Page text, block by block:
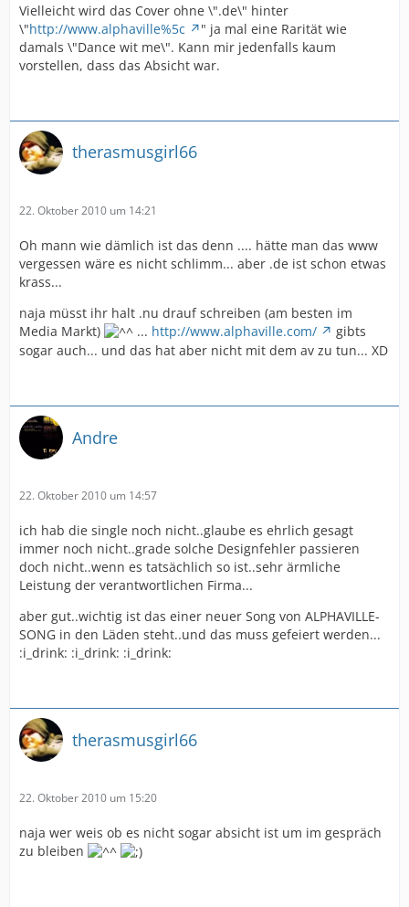
Vielleicht wird das Cover ohne \".de\" hinter
\"http://www.alphaville%5c
" ja mal eine Rarität wie
damals \"Dance wit me\". Kann mir jedenfalls kaum
vorstellen, dass das Absicht war.
therasmusgirl66
22. Oktober 2010 um 14:21
Oh mann wie dämlich ist das denn .... hätte man das www
vergessen wäre es nicht schlimm... aber .de ist schon etwas
krass...
naja müsst ihr halt .nu drauf schreiben (am besten im
Media Markt)
... http://www.alphaville.com/
gibts
sogar auch... und das hat aber nicht mit dem av zu tun... XD
Andre
22. Oktober 2010 um 14:57
ich hab die single noch nicht..glaube es ehrlich gesagt
immer noch nicht..grade solche Designfehler passieren
doch nicht..wenn es tatsächlich so ist..sehr ärmliche
Leistung der verantwortlichen Firma...
aber gut..wichtig ist das einer neuer Song von ALPHAVILLE-
SONG in den Läden steht..und das muss gefeiert werden...
:i_drink: :i_drink: :i_drink:
therasmusgirl66
22. Oktober 2010 um 15:20
naja wer weis ob es nicht sogar absicht ist um im gespräch
zu bleiben